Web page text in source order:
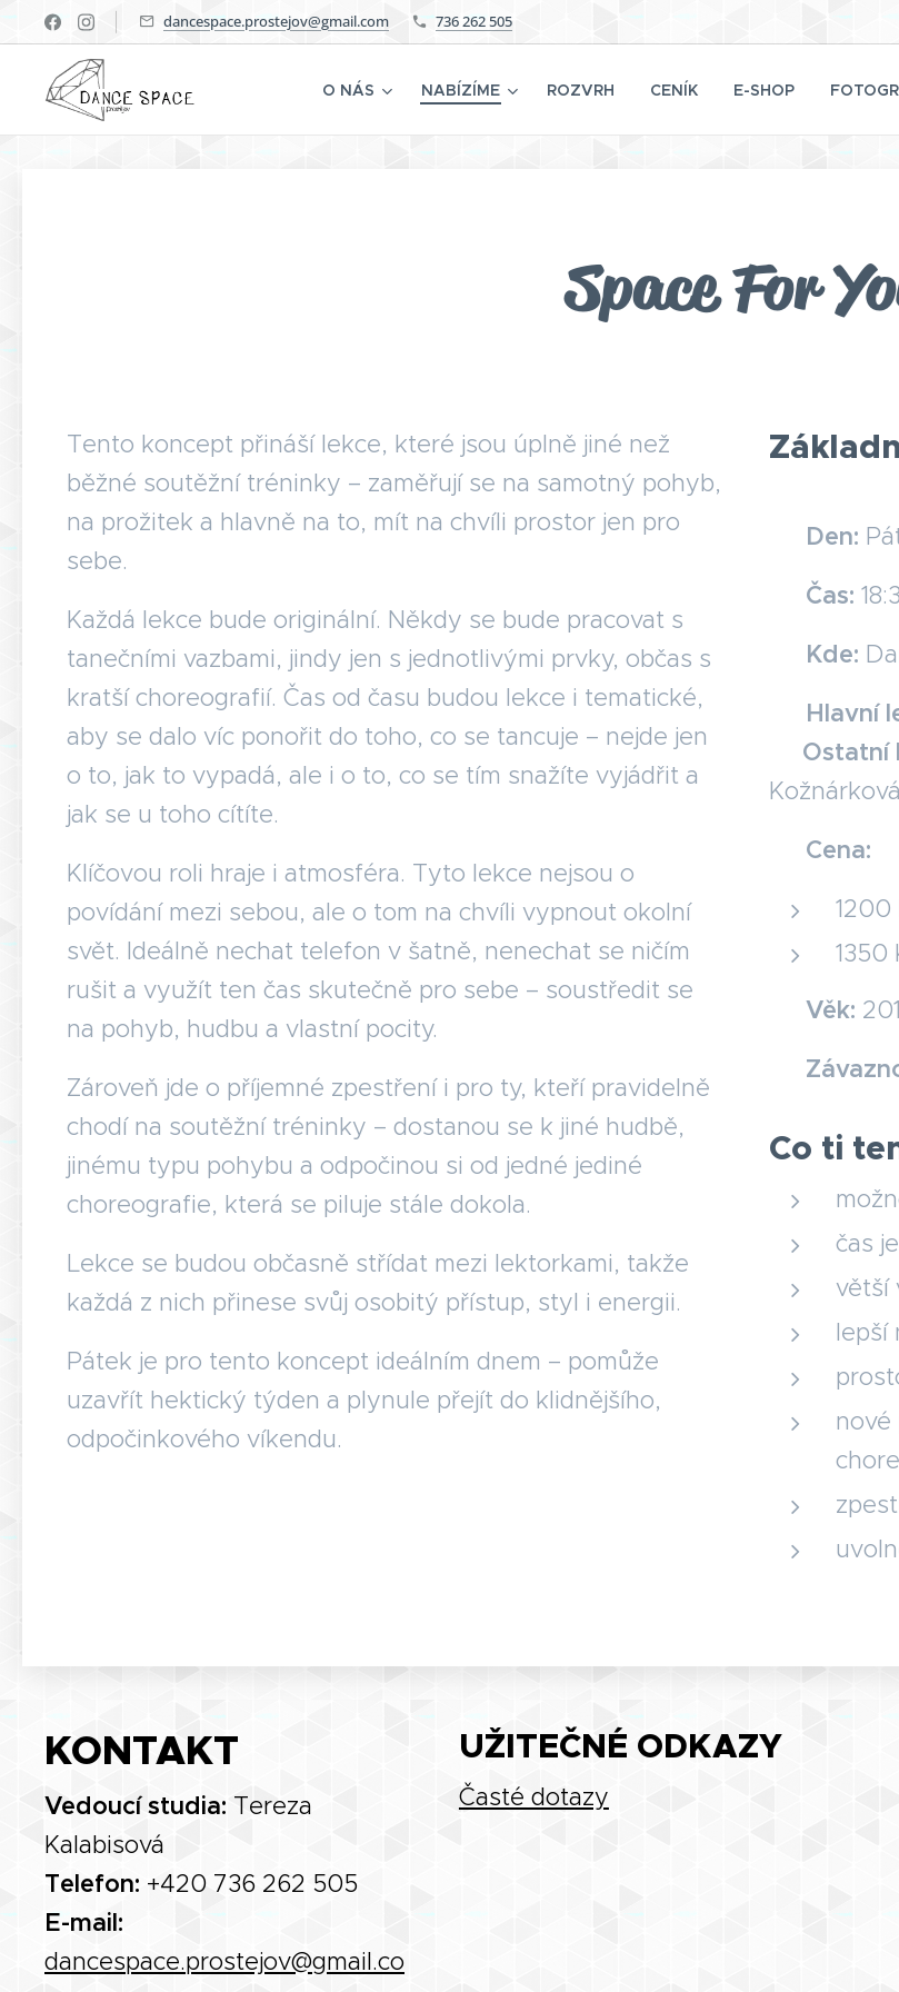
dancespace.prostejov@gmail.com 736 262 505
O NÁS NABÍZÍME ROZVRH CENÍK E-SHOP
Space For
Tento koncept přináší lekce, které jsou úplně jiné než
běžné soutěžní tréninky – zaměřují se na samotný pohyb,
na prožitek a hlavně na to, mít na chvíli prostor jen pro
sebe.
Každá lekce bude originální. Někdy se bude pracovat s
tanečními vazbami, jindy jen s jednotlivými prvky, občas s
kratší choreografií. Čas od času budou lekce i tematické,
aby se dalo víc ponořit do toho, co se tancuje – nejde jen
o to, jak to vypadá, ale i o to, co se tím snažíte vyjádřit a
jak se u toho cítíte.
Klíčovou roli hraje i atmosféra. Tyto lekce nejsou o
povídání mezi sebou, ale o tom na chvíli vypnout okolní
svět. Ideálně nechat telefon v šatně, nenechat se ničím
rušit a využít ten čas skutečně pro sebe – soustředit se
na pohyb, hudbu a vlastní pocity.
Zároveň jde o příjemné zpestření i pro ty, kteří pravidelně
chodí na soutěžní tréninky – dostanou se k jiné hudbě,
jinému typu pohybu a odpočinou si od jedné jediné
choreografie, která se piluje stále dokola.
Lekce se budou občasně střídat mezi lektorkami, takže
každá z nich přinese svůj osobitý přístup, styl i energii.
Pátek je pro tento koncept ideálním dnem – pomůže
uzavřít hektický týden a plynule přejít do klidnějšího,
odpočinkového víkendu.
Den:
Čas:
Kde:
Hlavní
Ostatní
Cena:
1200
1350
👧🏻 Věk:
Co ti
čas
větší
lepší
nové
KONTAKT
Vedoucí studia: Tereza
Kalabisová
Telefon: +420 736 262 505
E-mail:
dancespace.prostejov@gmail.co
UŽITEČNÉ ODKAZY
Časté dotazy